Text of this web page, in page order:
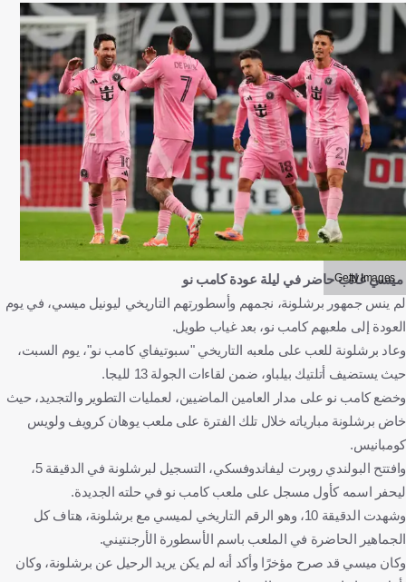
Getty Images
ميسي غائب حاضر في ليلة عودة كامب نو
لم ينس جمهور برشلونة، نجمهم وأسطورتهم التاريخي ليونيل ميسي، في يوم
العودة إلى ملعبهم كامب نو، بعد غياب طويل.
وعاد برشلونة للعب على ملعبه التاريخي "سبوتيفاي كامب نو"، يوم السبت،
حيث يستضيف أتلتيك بيلباو، ضمن لقاءات الجولة 13 لليجا.
وخضع كامب نو على مدار العامين الماضيين، لعمليات التطوير والتجديد، حيث
خاض برشلونة مبارياته خلال تلك الفترة على ملعب يوهان كرويف ولويس
كومبانيس.
وافتتح البولندي روبرت ليفاندوفسكي، التسجيل لبرشلونة في الدقيقة 5،
ليحفر اسمه كأول مسجل على ملعب كامب نو في حلته الجديدة.
وشهدت الدقيقة 10، وهو الرقم التاريخي لميسي مع برشلونة، هتاف كل
الجماهير الحاضرة في الملعب باسم الأسطورة الأرجنتيني.
وكان ميسي قد صرح مؤخرًا وأكد أنه لم يكن يريد الرحيل عن برشلونة، وكان